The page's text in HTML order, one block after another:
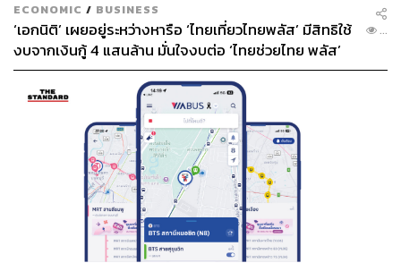
ECONOMIC / BUSINESS
‘เอกนิติ’ เผยอยู่ระหว่างหารือ ‘ไทยเที่ยวไทยพลัส’ มีสิทธิใช้
งบจากเงินกู้ 4 แสนล้าน มั่นใจงบต่อ ‘ไทยช่วยไทย พลัส’
เฟส 2 มีเพียงพอ
...